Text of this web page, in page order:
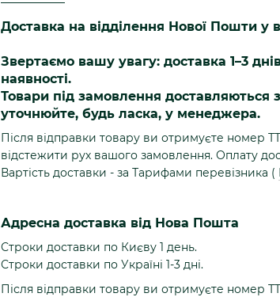
Доставка на відділення Нової Пошти у
Звертаємо вашу увагу: доставка 1–3
наявності.
Товари під замовлення
уточнюйте, будь ласка, у менеджера.
Після відправки товару ви отримуєте номер
відстежити рух вашого замовлення. Оплату
Вартість доставки - за Тарифами перевізника (
Адресна доставка від Нова Пошта
Строки доставки по Києву 1 день.
Строки доставки по Україні 1-3 дні.
Після відправки товару ви отримуєте номер